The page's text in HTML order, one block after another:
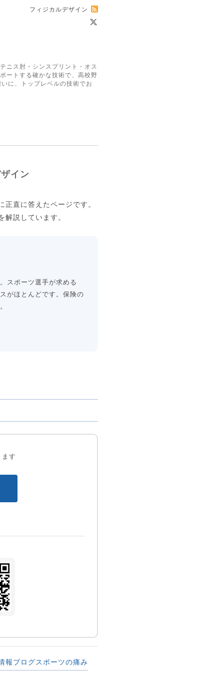
フィジカルデザイン
ニス肘・シンスプリント・オス
ートする確かな技術で、高校野
に、トップレベルの技術でお
イン
直に答えたページです。
説しています。
スポーツ選手が求める
がほとんどです。保険の
す
報ブログスポーツの痛み